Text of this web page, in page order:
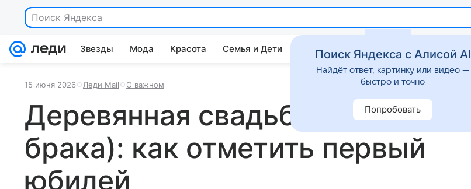
Поиск Яндекса
Звезды Мода Красота Семья и Дети Дом Гороскопы Стиль жизни
15 июня 2026 Леди Mail О важном
Деревянная свадьба (5 лет
брака): как отметить первый
юбилей
Поиск Яндекса с Алисой AI
Найдёт ответ, картинку или видео —
быстро и точно
Попробовать